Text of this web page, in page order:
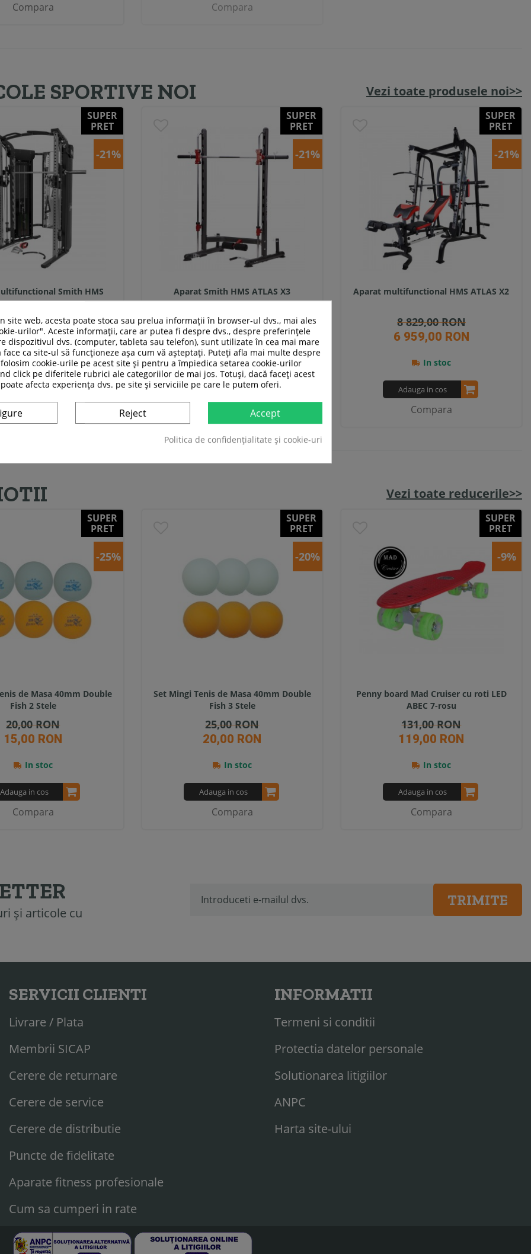
Compara Compara
SPORTIVE NOI
SUPER
PRET
-21%
Smith HMS
CYKLOP 10
319,00 RON
988,99 RON
In stoc
Adauga in cos
Compara
SUPER
PRET
-21%
Aparat Smith HMS ATLAS X3
2 889,00 RON
2 279,00 RON
In stoc
Adauga in cos
Compara
SUPER
PRET
-21%
Aparat multifunctional HMS ATLAS X2
8 829,00 RON
6 959,00 RON
In stoc
Adauga in cos
Compara
Vezi toate produsele noi>>
SUPER
PRET
-25%
de Masa 40mm Double
Fish 2 Stele
20,00 RON
15,00 RON
In stoc
Adauga in cos
Compara
SUPER
PRET
-20%
Set Mingi Tenis de Masa 40mm Double
Fish 3 Stele
25,00 RON
20,00 RON
In stoc
Adauga in cos
Compara
SUPER
PRET
-9%
Penny board Mad Cruiser cu roti LED
ABEC 7-rosu
131,00 RON
119,00 RON
In stoc
Adauga in cos
Compara
Vezi toate reducerile>>
și articole cu
TRIMITE
SERVICII CLIENTI
Livrare / Plata
Membrii SICAP
Cerere de returnare
Cerere de service
Cerere de distributie
Puncte de fidelitate
Aparate fitness profesionale
Cum sa cumperi in rate
INFORMATII
Termeni si conditii
Protectia datelor personale
Solutionarea litigiilor
ANPC
Harta site-ului
site web, acesta poate stoca sau prelua informații în browser-ul dvs., mai ales
urilor". Aceste informații, care ar putea fi despre dvs., despre preferințele
dispozitivul dvs. (computer, tableta sau telefon), sunt utilizate în cea mai mare
ca site-ul să funcționeze așa cum vă așteptați. Puteți afla mai multe despre
cookie-urile pe acest site și pentru a împiedica setarea cookie-urilor
click pe diferitele rubrici ale categoriilor de mai jos. Totuși, dacă faceți acest
afecta experiența dvs. pe site și serviciile pe care le putem oferi.
Reject Accept
Politica de confidențialitate și cookie-uri